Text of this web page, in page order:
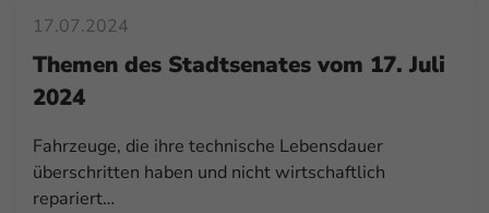
17.07.2024
Themen des Stadtsenates vom 17. Juli
2024
Fahrzeuge, die ihre technische Lebensdauer
überschritten haben und nicht wirtschaftlich
repariert…